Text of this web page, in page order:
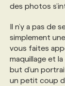
des photos
Il n’y a pas de
simplement
vous faites
maquillage et
but d’un
un petit coup